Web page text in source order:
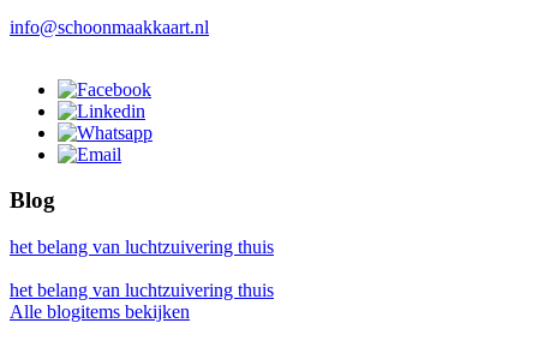
info@schoonmaakkaart.nl
Blog
het belang van luchtzuivering thuis
het belang van luchtzuivering thuis
Alle blogitems bekijken